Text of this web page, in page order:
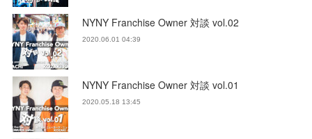
NYNY Franchise Owner 対談 vol.02
2020.06.01 04:39
NYNY Franchise Owner 対談 vol.01
2020.05.18 13:45